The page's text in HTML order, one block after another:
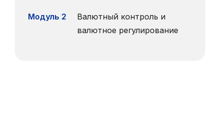
Модуль 2
Валютный контроль и
валютное регулирование